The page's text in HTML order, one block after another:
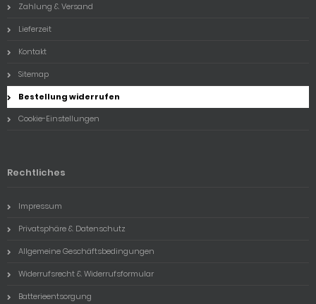
Zahlung & Versand
Lieferzeit
Kontakt
Sitemap
Bestellung widerrufen
Cookie-Einstellungen
Rechtliches
Impressum
Privatsphäre & Datenschutz
Allgemeine Geschäftsbedingungen
Widerrufsrecht & Widerrufsformular
Batterieentsorgung